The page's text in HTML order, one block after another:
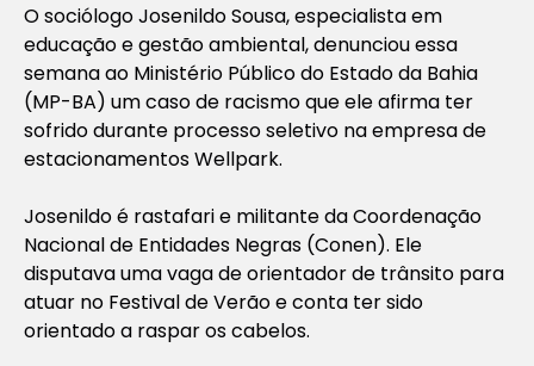
O sociólogo Josenildo Sousa, especialista em
educação e gestão ambiental, denunciou essa
semana ao Ministério Público do Estado da Bahia
(MP-BA) um caso de racismo que ele afirma ter
sofrido durante processo seletivo na empresa de
estacionamentos Wellpark.
Josenildo é rastafari e militante da Coordenação
Nacional de Entidades Negras (Conen). Ele
disputava uma vaga de orientador de trânsito para
atuar no Festival de Verão e conta ter sido
orientado a raspar os cabelos.